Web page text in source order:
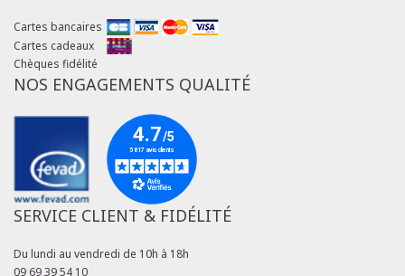
Cartes bancaires
Cartes cadeaux
Chèques fidélité
NOS ENGAGEMENTS QUALITÉ
SERVICE CLIENT & FIDÉLITÉ
Du lundi au vendredi de 10h à 18h
09 69 39 54 10